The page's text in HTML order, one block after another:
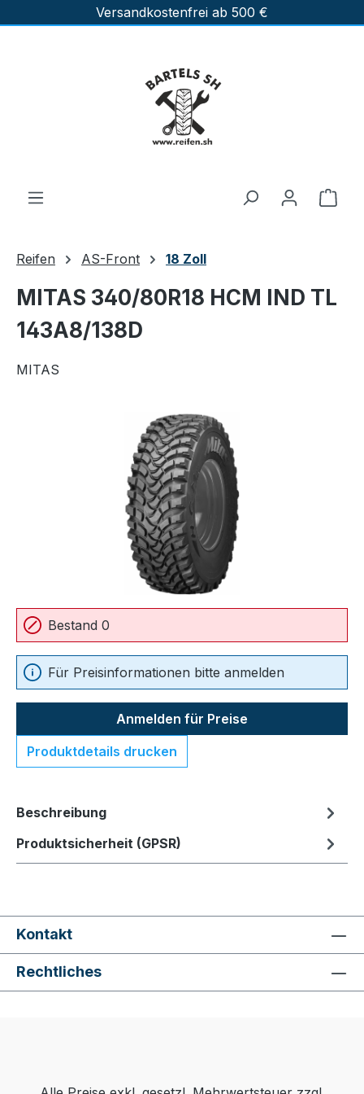
Zum Hauptinhalt springenVersandkostenfrei ab 500 €
Reifen AS-Front 18 Zoll
MITAS 340/80R18 HCM IND TL
143A8/138D
MITAS
Bildergalerie überspringen
Bestand 0
Für Preisinformationen bitte anmelden
Anmelden für Preise
Produktdetails drucken
Beschreibung
Produktsicherheit (GPSR)
Kontakt
Rechtliches